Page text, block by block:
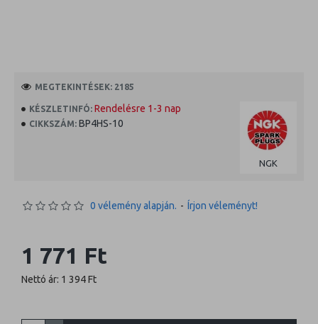
KÉSZLETINFÓ: Rendelésre 1-3 nap
CIKKSZÁM: BP4HS-10
NGK
MEGTEKINTÉSEK: 2185
0 vélemény alapján. - Írjon véleményt!
1 771 Ft
Nettó ár: 1 394 Ft